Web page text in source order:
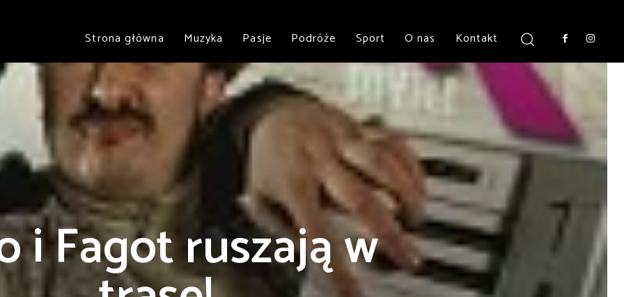
Strona główna Muzyka Pasje Podróże Sport O nas Kontakt
i Fagot ruszają w